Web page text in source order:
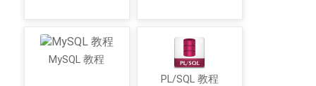
MySQL 教程
PL/SQL 教程